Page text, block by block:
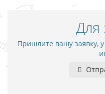
Для
Пришлите вашу заявку,